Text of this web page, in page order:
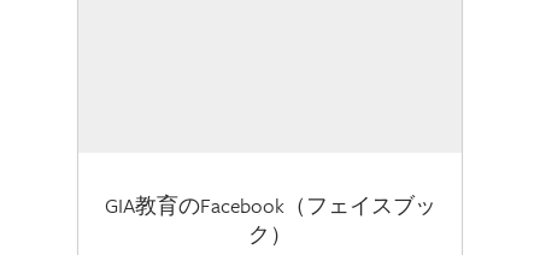
GIA教育のFacebook（フェイスブッ
ク）